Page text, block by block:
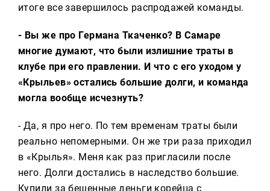
итоге все завершилось распродажей команды.
- Вы же про Германа Ткаченко? В Самаре
многие думают, что были излишние траты в
клубе при его правлении. И что с его уходом у
«Крыльев» остались большие долги, и команда
могла вообще исчезнуть?
- Да, я про него. По тем временам траты были
реально непомерными. Он же три раза приходил
в «Крылья». Меня как раз пригласили после
него. Долги достались в наследство большие.
Купили за бешенные деньги корейца с